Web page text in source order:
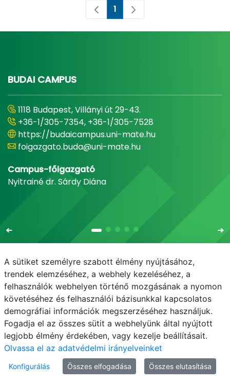
Oldal
1
BUDAI CAMPUS
1118 Budapest, Villányi út 29-43.
+36-1/305-7354, +36-1/305-7528
https://budaicampus.uni-mate.hu
foigazgato.buda@uni-mate.hu
Campus-főigazgató
Nyitrainé dr. Sárdy Diána
E-mail Telefonkönyv NEPTUN
E-learning
Bejelentkezés
Adatvédelem
© MATE 2021
A sütiket személyre szabott élmény nyújtásához,
trendek elemzéséhez, a webhely kezeléséhez, a
felhasználók webhelyen történő mozgásának a nyomon
követéséhez és felhasználói bázisunkkal kapcsolatos
demográfiai információk megszerzéséhez használjuk.
Fogadja el az összes sütit a webhelyünk által nyújtott
legjobb élmény érdekében, vagy kezelje beállításait.
Olvassa el az adatvédelmi irányelveinket
Konfigurálás Összes elfogadása Összes elutasítása